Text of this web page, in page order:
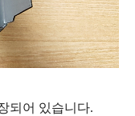
되어 있습니다.